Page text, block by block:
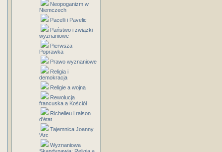
Neopoganizm w
Niemczech
Pacelli i Pavelic
Państwo i związki
wyznaniowe
Pierwsza
Poprawka
Prawo wyznaniowe
Religia i
demokracja
Religie a wojna
Rewolucja
francuska a Kościół
Richelieu i raison
d'état
Tajemnica Joanny
'Arc
Wyznaniowa